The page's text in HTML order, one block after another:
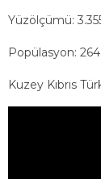
Yüzölçümü:
Popülasyon:
Kuzey Kıbrıs